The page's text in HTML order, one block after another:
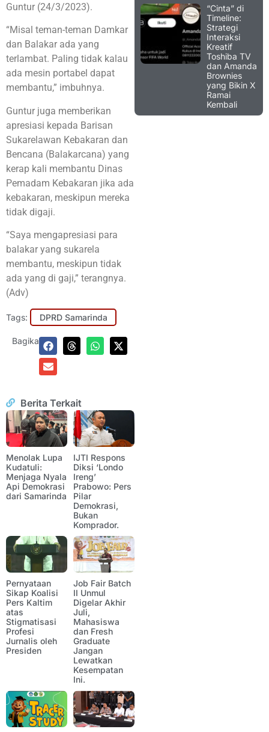
Guntur (24/3/2023).
“Misal teman-teman Damkar
dan Balakar ada yang
terlambat. Paling tidak kalau
ada mesin portabel dapat
membantu,” imbuhnya.
Guntur juga memberikan
apresiasi kepada Barisan
Sukarelawan Kebakaran dan
Bencana (Balakarcana) yang
kerap kali membantu Dinas
Pemadam Kebakaran jika ada
kebakaran, meskipun mereka
tidak digaji.
“Saya mengapresiasi para
balakar yang sukarela
membantu, meskipun tidak
ada yang di gaji,” terangnya.
(Adv)
Tags: DPRD Samarinda
Bagikan:
Berita Terkait
Menolak Lupa
Kudatuli:
Menjaga Nyala
Api Demokrasi
dari Samarinda
IJTI Respons
Diksi ‘Londo
Ireng’
Prabowo: Pers
Pilar
Demokrasi,
Bukan
Komprador.
Pernyataan
Sikap Koalisi
Pers Kaltim
atas
Stigmatisasi
Profesi
Jurnalis oleh
Presiden
Job Fair Batch
II Unmul
Digelar Akhir
Juli,
Mahasiswa
dan Fresh
Graduate
Jangan
Lewatkan
Kesempatan
Ini.
“Cinta” di
Timeline:
Strategi
Interaksi
Kreatif
Toshiba TV
dan Amanda
Brownies
yang Bikin X
Ramai
Kembali